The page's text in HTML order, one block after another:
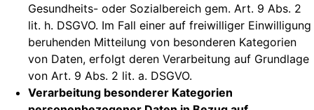
Gesundheits- oder Sozialbereich gem. Art. 9 Abs. 2
lit. h. DSGVO. Im Fall einer auf freiwilliger Einwilligung
beruhenden Mitteilung von besonderen Kategorien
von Daten, erfolgt deren Verarbeitung auf Grundlage
von Art. 9 Abs. 2 lit. a. DSGVO.
Verarbeitung besonderer Kategorien